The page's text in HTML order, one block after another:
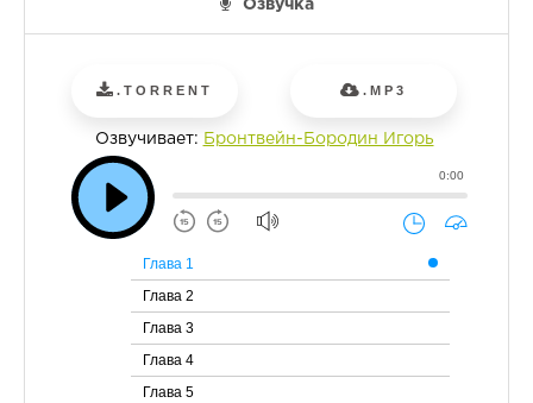
Озвучка
.TORRENT .MP3
Озвучивает: Бронтвейн-Бородин Игорь
0:00
Глава 1
Глава 2
Глава 3
Глава 4
Глава 5